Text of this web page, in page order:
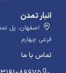
انبار تمدن
اصفهان، پل
فرعی چهارم
تماس با ما